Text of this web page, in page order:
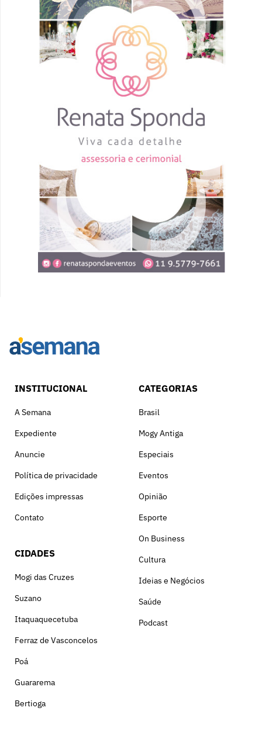
INSTITUCIONAL
A Semana
Expediente
Anuncie
Política de privacidade
Edições impressas
Contato
CIDADES
Mogi das Cruzes
Suzano
Itaquaquecetuba
Ferraz de Vasconcelos
Poá
Guararema
Bertioga
CATEGORIAS
Brasil
Mogy Antiga
Especiais
Eventos
Opinião
Esporte
On Business
Cultura
Ideias e Negócios
Saúde
Podcast